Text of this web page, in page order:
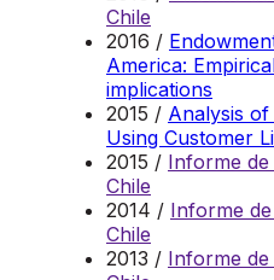
Chile
2016 /
America:
implications
2015 / Analysis
Using Customer
2015 / Informe de
Chile
2014 / Informe
Chile
2013 / Informe de